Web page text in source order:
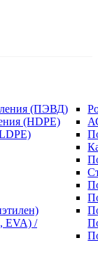
(ПЭВД)
(HDPE)
EVA) /